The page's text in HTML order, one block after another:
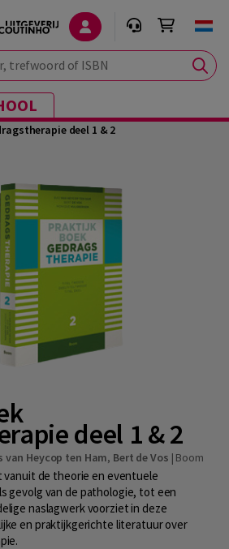
of ISBN
deel 1 & 2
deel 1 & 2
van Heycop ten Ham, Bert de Vos | Boom
vanuit de theorie en eventuele
gevolg van de pathologie, tot een
naslagwerk voorziet in deze
en praktijkgerichte literatuur over